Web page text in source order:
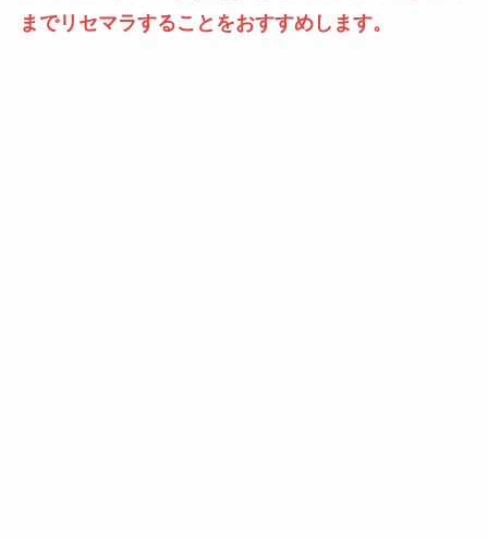
までリセマラすることをおすすめします。